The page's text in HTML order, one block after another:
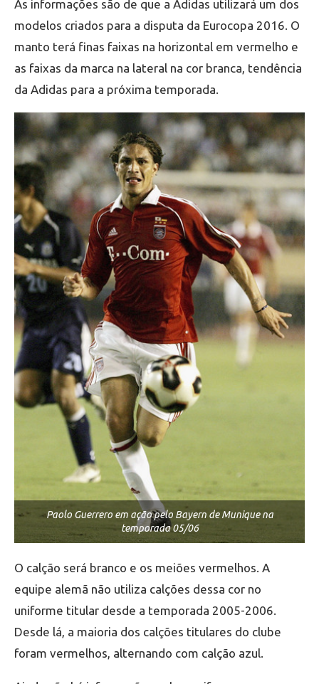
As informações são de que a Adidas utilizará um dos
modelos criados para a disputa da Eurocopa 2016. O
manto terá finas faixas na horizontal em vermelho e
as faixas da marca na lateral na cor branca, tendência
da Adidas para a próxima temporada.
Paolo Guerrero em ação pelo Bayern de Munique na
temporada 05/06
O calção será branco e os meiões vermelhos. A
equipe alemã não utiliza calções dessa cor no
uniforme titular desde a temporada 2005-2006.
Desde lá, a maioria dos calções titulares do clube
foram vermelhos, alternando com calção azul.